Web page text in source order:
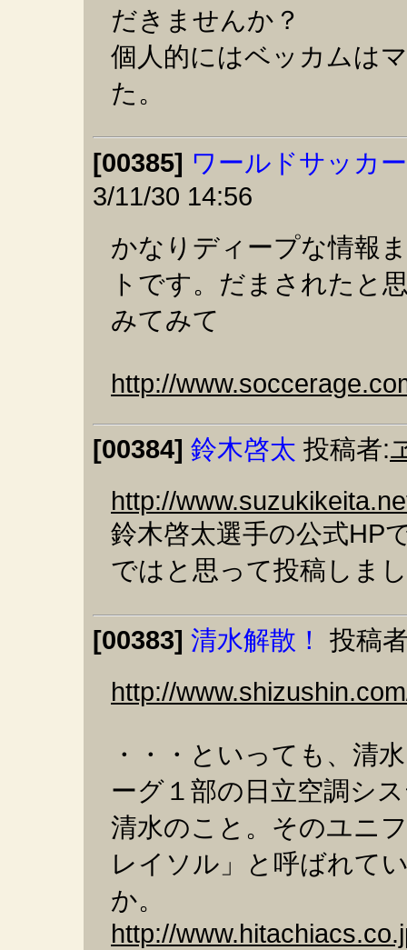
だきませんか？
個人的にはベッカムは
た。
[00385] ワールドサッカ
3/11/30 14:56
かなりディープな情報
トです。だまされたと
みてみて
http://
[00384] 鈴木啓太 投稿者:
http://
鈴木啓太選手の公式HP
ではと思って投稿しま
[00383] 清水解散！
投稿
http://
・・・といっても、清
ーグ１部の日立空調シ
清水のこと。そのユニ
レイソル」と呼ばれて
か。
http://